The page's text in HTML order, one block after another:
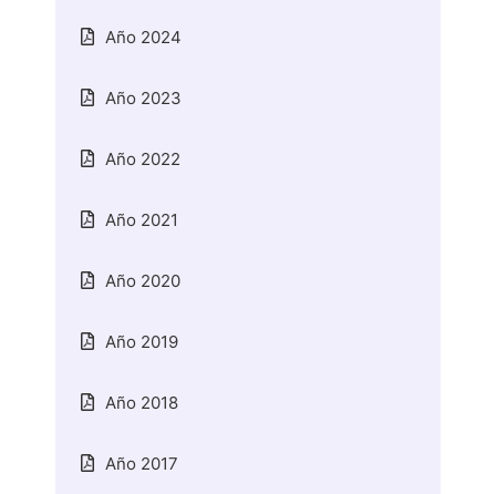
Año 2024
Año 2023
Año 2022
Año 2021
Año 2020
Año 2019
Año 2018
Año 2017